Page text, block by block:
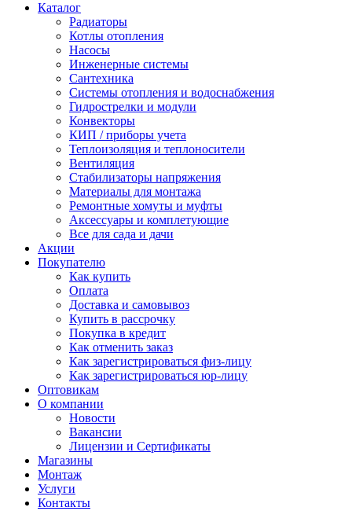
Каталог
Радиаторы
Котлы отопления
Насосы
Инженерные системы
Сантехника
Системы отопления и водоснабжения
Гидрострелки и модули
Конвекторы
КИП / приборы учета
Теплоизоляция и теплоносители
Вентиляция
Стабилизаторы напряжения
Материалы для монтажа
Ремонтные хомуты и муфты
Аксессуары и комплетующие
Все для сада и дачи
Акции
Покупателю
Как купить
Оплата
Доставка и самовывоз
Купить в рассрочку
Покупка в кредит
Как отменить заказ
Как зарегистрироваться физ-лицу
Как зарегистрироваться юр-лицу
Оптовикам
О компании
Новости
Вакансии
Лицензии и Сертификаты
Магазины
Монтаж
Услуги
Контакты